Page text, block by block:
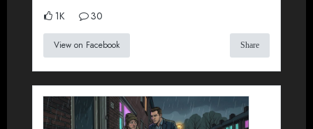
1K 30
View on Facebook Share